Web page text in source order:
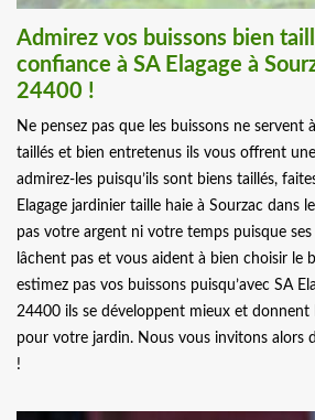
Admirez vos buissons bien
confiance à SA Elagage à
24400 !
Ne pensez pas que les buissons ne servent
taillés et bien entretenus ils vous offrent
admirez-les puisqu’ils sont biens taillés,
Elagage jardinier taille haie à Sourzac dans
pas votre argent ni votre temps puisque
lâchent pas et vous aident à bien choisir le
estimez pas vos buissons puisqu’avec SA
24400 ils se développent mieux et donnent
pour votre jardin. Nous vous invitons alors
!